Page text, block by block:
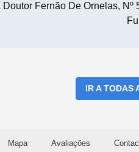
Doutor Fernão De Ornelas,
IR A TODAS
Mapa Avaliações